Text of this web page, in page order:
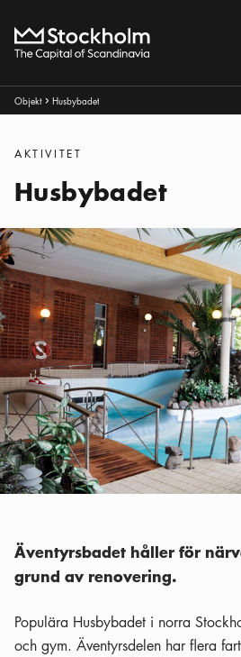
Hem
Brödsmulor:
ObjektPul ikon
Husbybadet
Kategorier
AKTIVITET
Husbybadet
Äventyrsbadet håller för
grund av renovering.
Populära Husbybadet i norra
och gym. Äventyrsdelen har flera